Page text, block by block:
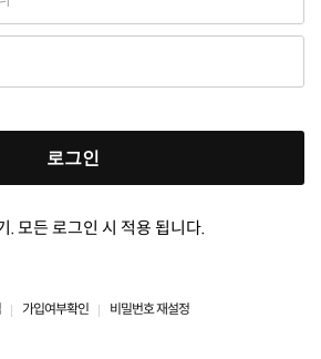
로그인
. 모든 로그인 시 적용 됩니다.
가입여부확인 비밀번호 재설정